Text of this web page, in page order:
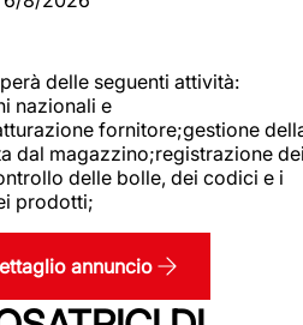
delle seguenti attività:
nazionali e
fornitore;gestione
dal magazzino;registrazione
delle bolle, dei codici e i
prodotti;
annuncio